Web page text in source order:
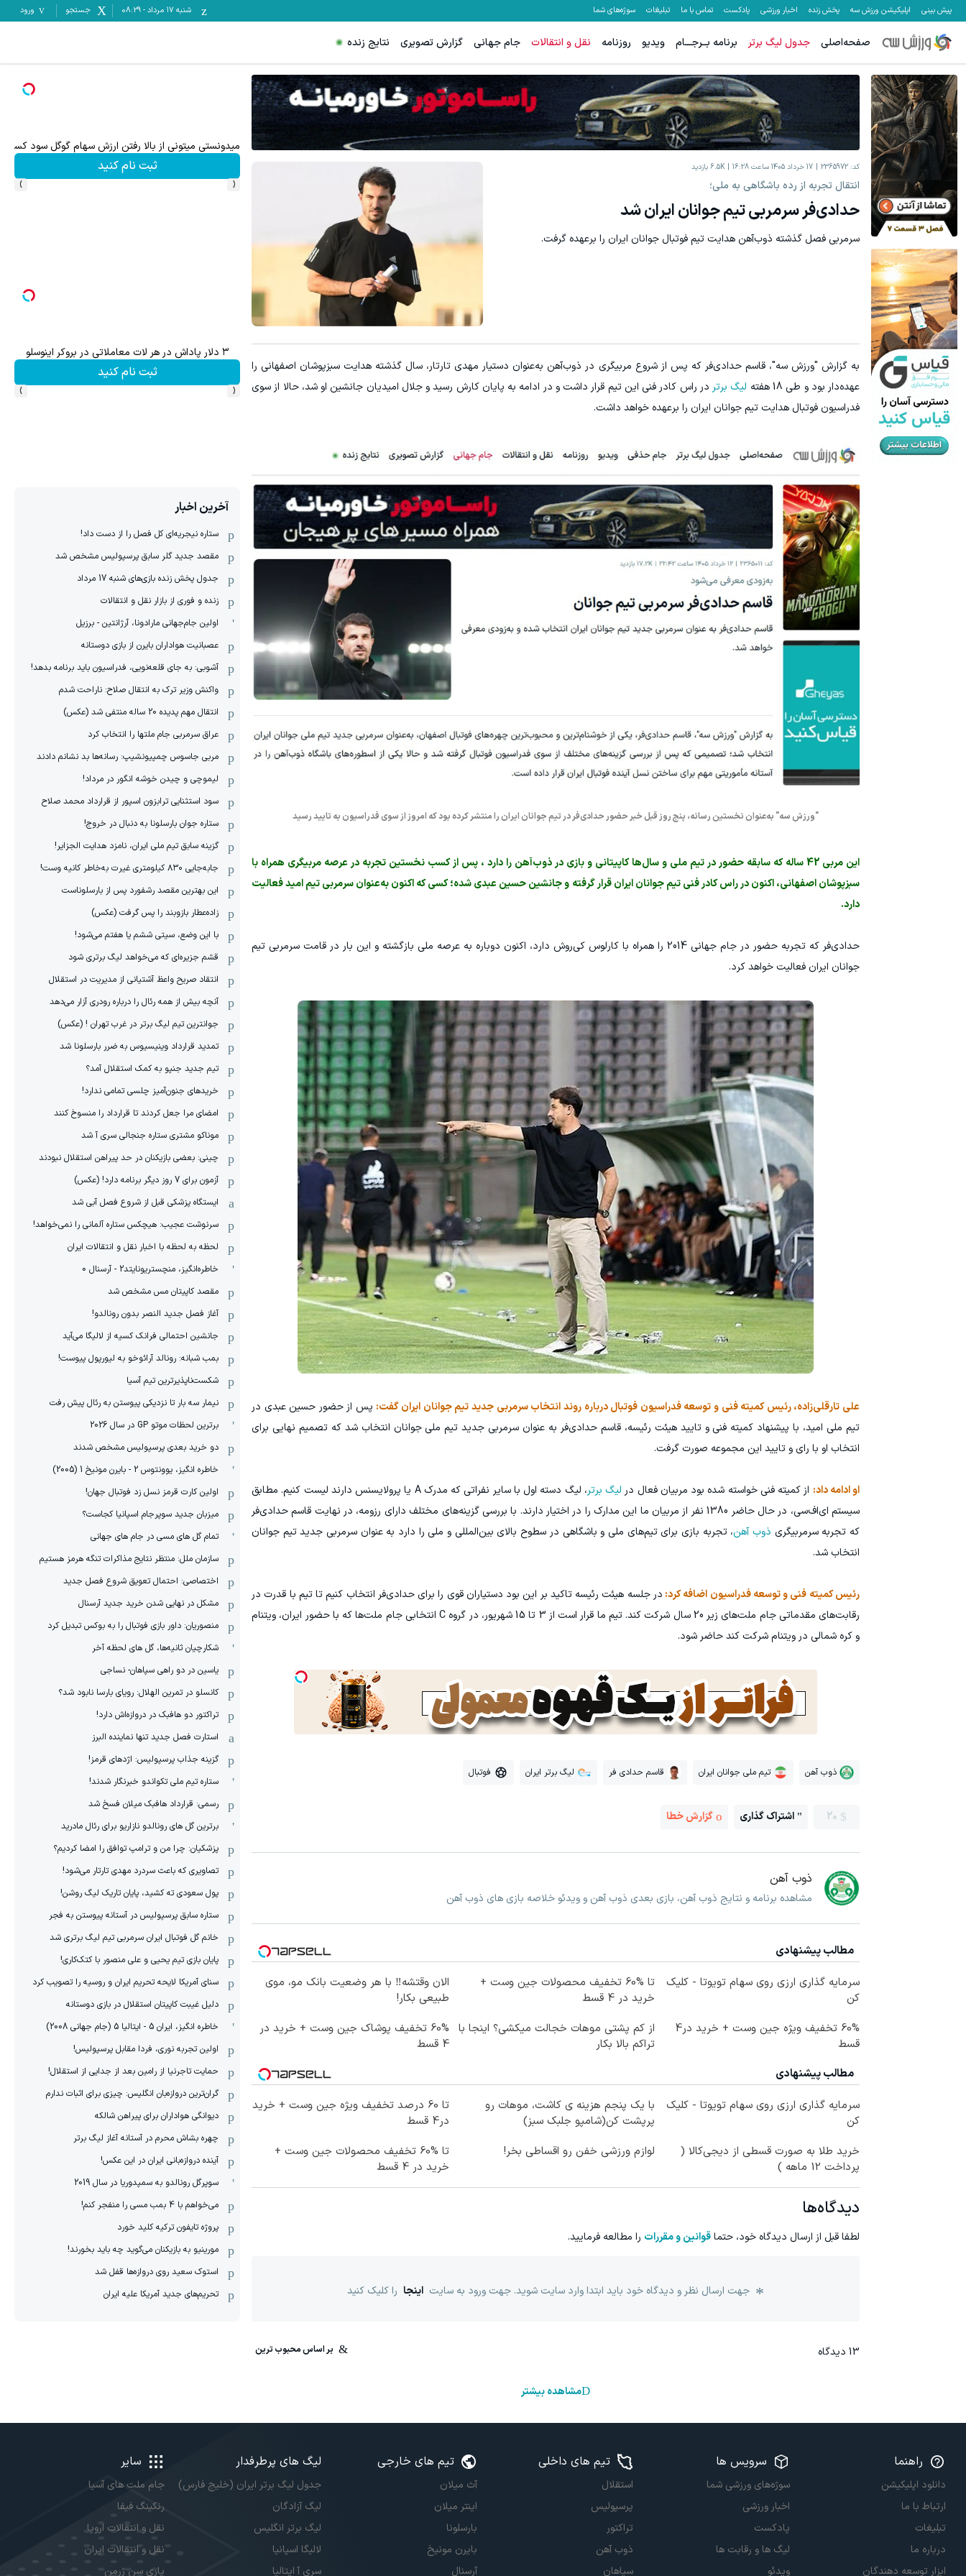
پیش بینی اپلیکیشن ورزش سه پخش زنده اخبار ورزشی پادکست تماس با ما تبلیغات سوژه‌های شما شنبه ۱۷ مرداد -
08:29 جستجو ورود
صفحه‌اصلی جدول لیگ برتر برنامه بــرجـــام ویدیو روزنامه نقل و انتقالات جام جهانی گزارش تصویری نتایج زنده
کد: 2365972 17 خرداد 1405 ساعت 16:28 6.5K بازدید
انتقال تجربه از رده باشگاهی به ملی؛
حدادی‌فر سرمربی تیم جوانان ایران شد
سرمربی فصل گذشته ذوب‌آهن هدایت تیم فوتبال جوانان ایران را برعهده گرفت.
به گزارش "ورزش سه"، قاسم حدادی‌فر که پس از شروع مربیگری در ذوب‌آهن به‌عنوان دستیار مهدی تارتار، سال گذشته هدایت سبزپوشان اصفهانی را
عهده‌دار بود و طی 18 هفته
لیگ برتر در راس کادر فنی این تیم قرار داشت و در ادامه به پایان کارش رسید و جلال امیدیان جانشین او شد، حالا از سوی
فدراسیون فوتبال هدایت تیم جوانان ایران را برعهده خواهد داشت.
"ورزش سه" به‌عنوان نخستین رسانه، پنج روز قبل خبر حضور حدادی‌فر در تیم جوانان ایران را منتشر کرده بود که امروز از سوی فدراسیون به تایید رسید
این مربی 42 ساله که سابقه حضور در تیم ملی و سال‌ها کاپیتانی و بازی در ذوب‌آهن را دارد ، پس از کسب نخستین تجربه در عرصه مربیگری همراه با
سبزپوشان اصفهانی، اکنون در راس کادر فنی تیم جوانان ایران قرار گرفته و جانشین حسین عبدی شده؛ کسی که اکنون به‌عنوان سرمربی تیم امید فعالیت
دارد.
حدادی‌فر که تجربه حضور در جام جهانی 2014 را همراه با کارلوس کی‌روش دارد، اکنون دوباره به عرصه ملی بازگشته و این بار در قامت سرمربی تیم
جوانان ایران فعالیت خواهد کرد.
علی تارقلی‌زاده، رئیس کمیته فنی و توسعه فدراسیون فوتبال درباره روند انتخاب سرمربی جدید تیم جوانان ایران گفت: پس از حضور حسین عبدی در
تیم ملی امید، با پیشنهاد کمیته فنی و تایید هیئت رئیسه، قاسم حدادی‌فر به عنوان سرمربی جدید تیم ملی جوانان انتخاب شد که تصمیم نهایی برای
انتخاب او با رای و تایید این مجموعه صورت گرفت.
او ادامه داد: از کمیته فنی خواسته شده بود مربیان فعال در لیگ برتر
، لیگ دسته اول با سایر نفراتی که مدرک A یا پرولایسنس دارند لیست کنیم. مطابق
سیستم ای‌اف‌سی، در حال حاضر 1380 نفر از مربیان ما این مدارک را در اختیار دارند. با بررسی گزینه‌های مختلف دارای رزومه، در نهایت قاسم حدادی‌فر
که تجربه سرمربیگری ذوب آهن، تجربه بازی برای تیم‌های ملی و باشگاهی در سطوح بالای بین‌المللی و ملی را دارد به عنوان سرمربی جدید تیم جوانان
انتخاب شد.
رئیس کمیته فنی و توسعه فدراسیون اضافه کرد: در جلسه هیئت رئیسه تاکید بر این بود دستیاران قوی را برای حدادی‌فر انتخاب کنیم تا تیم با قدرت در
رقابت‌های مقدماتی جام ملت‌های زیر 20 سال شرکت کند. تیم ما قرار است از 3 تا 15 شهریور، در گروه C انتخابی جام ملت‌ها که با حضور ایران، ویتنام
و کره شمالی در ویتنام شرکت کند حاضر شود.
ذوب آهن تیم ملی جوانان ایران قاسم حدادی فر لیگ برتر ایران فوتبال
20 اشتراک گذاری گزارش خطا
ذوب آهن
مشاهده برنامه و نتایج ذوب آهن، بازی بعدی ذوب آهن و ویدئو خلاصه بازی های ذوب آهن
مطالب پیشنهادی
سرمایه گذاری ارزی روی سهام تویوتا - کلیک
کن
تا %60 تخفیف محصولات جین وست +
خرید در 4 قسط
الان وقتشه‼️ با هر وضعیت بانک مو، موی
طبیعی بکار!
60% تخفیف ویژه جین وست + خرید در4
قسط
از کم پشتی موهات خجالت میکشی؟ اینجا با
تراکم بالا بکار
60% تخفیف پوشاک جین وست + خرید در
4 قسط
مطالب پیشنهادی
سرمایه گذاری ارزی روی سهام تویوتا - کلیک
کن
با یک پنجم هزینه ی کاشت، موهات رو
پرپشت کن(شامپو جلبک سبز)
تا 60 درصد تخفیف ویژه جین وست + خرید
در4 قسط
خرید طلا به صورت قسطی از دیجی‌کالا (
پرداخت 12 ماهه )
لوازم ورزشی خفن رو اقساطی بخر!
تا %60 تخفیف محصولات جین وست +
خرید در 4 قسط
دیدگاه‌ها
لطفا قبل از ارسال دیدگاه خود، حتماقوانین و مقررات را مطالعه فرمایید.
جهت ارسال نظر و دیدگاه خود باید ابتدا وارد سایت شوید. جهت ورود به سایت اینجا را کلیک کنید
13 دیدگاه
مشاهده بیشتر
میدونستی میتونی از بالا رفتن ارزش سهام گوگل سود کسب کنی؟
ثبت نام کنید
تا %60 تخفیف محصولات جین وست + خرید در 4 قسط
‹
›
ثبت نام کنید
سرمایه‌اتو
‹
›
آخرین اخبار
ستاره نیجریه‌ای کل فصل را از دست داد!
مقصد جدید گلر سابق پرسپولیس مشخص شد
جدول پخش زنده بازی‌های شنبه 17 مرداد
زنده و فوری از بازار نقل و انتقالات
اولین جام‌جهانی مارادونا، آرژانتین - برزیل
عصبانیت هواداران بایرن از بازی دوستانه
آشوبی: به جای قلعه‌نویی، فدراسیون باید برنامه بدهد!
واکنش وزیر ترک به انتقال صلاح: ناراحت شدم
انتقال مهم پدیده 20 ساله منتفی شد (عکس)
عراق سرمربی جام ملتها را انتخاب کرد
مربی جاسوس چمپیونشیپ: رسانه‌ها بد نشانم دادند
لیموچی و چیدن خوشه انگور در مرداد!
سود استثنایی ترابزون اسپور از قرارداد محمد صلاح
ستاره جوان بارسلونا به دنبال در خروج!
گزینه سابق تیم ملی ایران، نامزد هدایت الجزایر!
جابه‌جایی ۸۳۰ کیلومتری غیرت به‌خاطر کانیه وست!
این بهترین مقصد رشفورد پس از بارسلوناست
زاده‌عطار بازوبند را پس گرفت (عکس)
با این وضع، سیتی ششم یا هفتم می‌شود!
قشم جزیره‌ای که می‌خواهد لیگ برتری شود
انتقاد صریح واعظ آشتیانی از مدیریت در استقلال
آنچه بیش از همه رئال را درباره رودری آزار می‌دهد
جوانترین تیم لیگ برتر در غرب تهران ! (عکس)
تمدید قرارداد وینیسیوس به ضرر بارسلونا شد
تیم جدید جنپو به کمک استقلال آمد؟
خریدهای جنون‌آمیز چلسی تمامی ندارد!
امضای مرا جعل کردند تا قرارداد را منسوخ کنند
موناکو مشتری ستاره جنجالی سری آ شد
چینی: بعضی بازیکنان در حد پیراهن استقلال نبودند
آزمون برای 7 روز دیگر برنامه دارد! (عکس)
ایستگاه پزشکی قبل از شروع فصل آبی شد
سرنوشت عجیب: هیچکس ستاره آلمانی را نمی‌خواهد!
لحظه به لحظه با اخبار نقل و انتقالات ایران
خاطره‌انگیز، منچستریونایتد2 - آرسنال 0
مقصد کاپیتان مس مشخص شد
آغاز فصل جدید النصر بدون رونالدو!
جانشین احتمالی فرانک کسیه از لالیگا می‌آید
بمب شبانه: رونالد آرائوخو به لیورپول پیوست!
شکست‌ناپذیرترین تیم آسیا
نیمار سه بار تا نزدیکی پیوستن به رئال پیش رفت
برترین لحظات موتو GP در سال 2026
دو خرید بعدی پرسپولیس مشخص شدند
خاطره انگیز، یوونتوس 2 - بایرن مونیخ 1 (2005)
اولین کارت قرمز نسل زد فوتبال جهان!
میزبان جدید سوپرجام اسپانیا کجاست؟
تمام گل های مسی در جام های جهانی
سازمان ملل: منتظر نتایج مذاکرات تنگه هرمز هستیم
اختصاصی: احتمال تعویق شروع فصل جدید
مشکل در نهایی شدن خرید جدید آرسنال
منصوریان: داور بازی فوتبال را به بوکس تبدیل کرد
شکارچیان ثانیه‌ها، گل های لحظه آخر
یاسین در دو راهی سپاهان- نساجی
کانسلو در تمرین الهلال: رویای بارسا نابود شد؟
تراکتور دو هافبک در دروازه‌اش دارد!
استارت فصل جدید تنها نماینده البرز
گزینه جذاب پرسپولیس: اژدهای قرمز!
ستاره تیم ملی تکواندو خبرنگار شدند!
رسمی: قرارداد هافبک میلان فسخ شد
برترین گل های رونالدو نازاریو برای رئال مادرید
پزشکیان: چرا من و ترامپ توافق را امضا کردیم؟
تصاویری که باعث سردرد مهدی تارتار می‌شود!
پول سعودی ته کشید، پایان تاریک لیگ روشن!
ستاره سابق پرسپولیس در آستانه پیوستن به فجر
خانم گل فوتبال ایران سرمربی تیم لیگ برتری شد
پایان بازی تیم یحیی و علی منصور با کتک‌کاری!
سنای آمریکا لایحه تحریم ایران و روسیه را تصویب کرد
دلیل غیبت کاپیتان استقلال در بازی دوستانه
خاطره انگیز، ایران 5 - ایتالیا 5 (جام جهانی 2008)
اولین تجربه نوری، فردا مقابل پرسپولیس!
حمایت تاجرنیا از رامین بعد از جدایی از استقلال!
گران‌ترین دروازه‌بان انگلیس: چیزی برای اثبات ندارم
دیوانگی هواداران برای پیراهن شالکه
چهره بشاش محرم در آستانه آغاز لیگ برتر
آینده دروازه‌بانی ایران در این عکس!
سوپرگل رونالدو به سمپدوریا در سال 2019
می‌خواهم با 4 بمب مسی را منفجر کنم!
پروژه تایفون ترکیه کلید خورد
مورینیو به بازیکنان می‌گوید چه باید بخورند!
استوک سعید روی دروازه‌ها قفل شد
تحریم‌های جدید آمریکا علیه ایران
راهنما
دانلود اپلیکیشن
ارتباط با ما
تبلیغات
درباره ما
ابزار توسعه دهندگان
سرویس ها
سوژه‌های ورزشی شما
اخبار ورزشی
پادکست
لیگ ها و رقابت ها
ویدئو
تیم های داخلی
استقلال
پرسپولیس
تراکتور
ذوب آهن
سپاهان
تیم های خارجی
آث میلان
اینتر میلان
بارسلونا
بایرن مونیخ
آرسنال
لیگ های پرطرفدار
جدول لیگ برتر ایران (خلیج فارس)
لیگ آزادگان
لیگ برتر انگلیس
لالیگا اسپانیا
سری آ ایتالیا
سایر
جام ملت های آسیا
رنکینگ فیفا
نقل و انتقالات اروپا
نقل و انتقالات ایران
پاری سن ژرمن